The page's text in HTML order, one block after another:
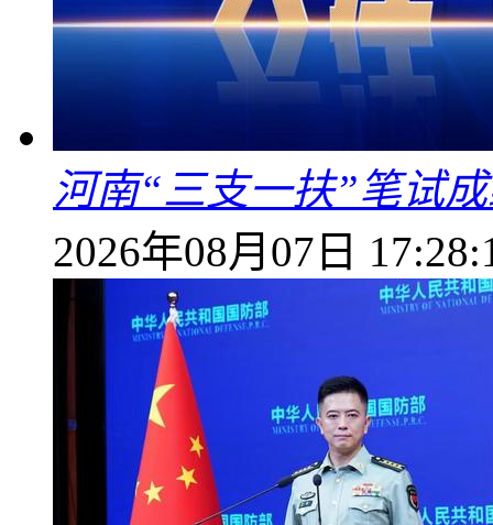
河南“三支一扶”笔试
2026年08月07日